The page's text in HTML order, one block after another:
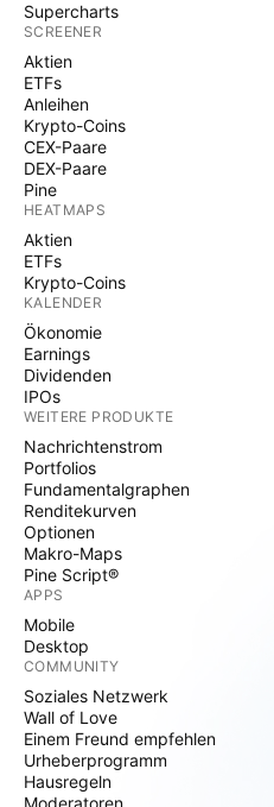
Supercharts
SCREENER
Aktien
ETFs
Anleihen
Krypto-Coins
CEX-Paare
DEX-Paare
Pine
HEATMAPS
Aktien
ETFs
Krypto-Coins
KALENDER
Ökonomie
Earnings
Dividenden
IPOs
WEITERE PRODUKTE
Nachrichtenstrom
Portfolios
Fundamentalgraphen
Renditekurven
Optionen
Makro-Maps
Pine Script®
APPS
Mobile
Desktop
COMMUNITY
Soziales Netzwerk
Wall of Love
Einem Freund empfehlen
Urheberprogramm
Hausregeln
Moderatoren